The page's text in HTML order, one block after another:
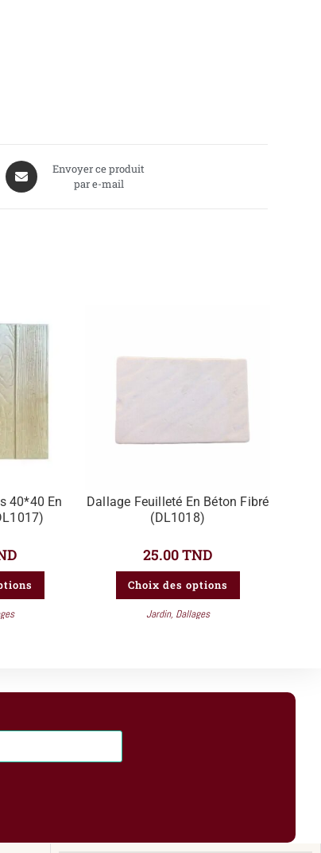
Envoyer ce produit
par e-mail
40*40 En
Dallage Feuilleté En Béton Fibré
(DL1018)
25.00TND
Choix des options
Jardin, Dallages